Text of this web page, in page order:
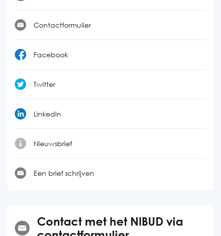
Contactformulier
Facebook
Twitter
Linkedin
Nieuwsbrief
Een brief schrijven
Contact met het NIBUD via